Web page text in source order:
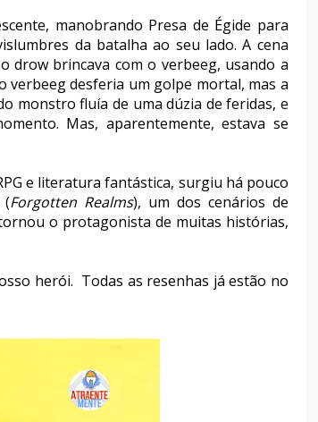
manobrando Presa de Égide para
da batalha ao seu lado. A cena
drow brincava com o verbeeg, usando a
verbeeg desferia um golpe mortal, mas a
monstro fluía de uma dúzia de feridas, e
Mas, aparentemente, estava se
e literatura fantástica, surgiu há pouco
Forgotten Realms), um dos cenários de
o protagonista de muitas histórias,
herói. Todas as resenhas já estão no